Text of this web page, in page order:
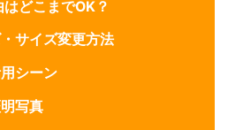
どこまでOK？
サイズ変更方法
シーン
写真